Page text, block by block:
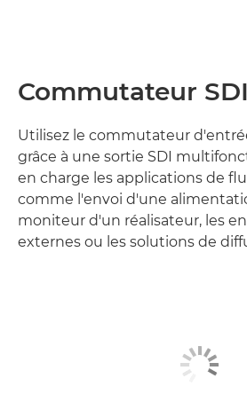
Commutateur
Utilisez le commutateur
grâce à une sortie SDI
en charge les applications de
comme l'envoi d'une
moniteur d'un réalisateur, les
externes ou les solutions de